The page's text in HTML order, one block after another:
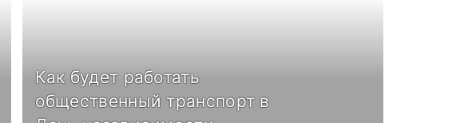
Как будет работать
общественный транспорт в